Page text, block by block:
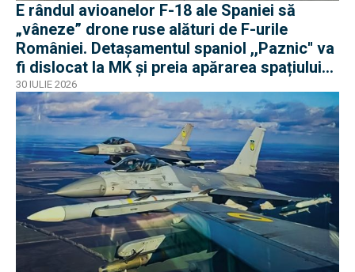
E rândul avioanelor F-18 ale Spaniei să
„vâneze” drone ruse alături de F-urile
României. Detașamentul spaniol ,,Paznic'' va
fi dislocat la MK și preia apărarea spațiului
aerian românesc
30 IULIE 2026